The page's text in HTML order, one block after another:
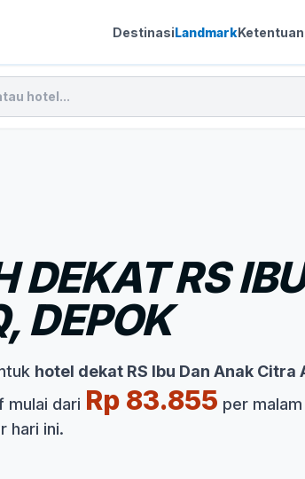
DestinasiLandmarkKetentuan
DEKAT RS
DEPOK
hotel dekat RS Ibu Dan Anak Citra
mulai dari Rp 83.855 per
hari ini.